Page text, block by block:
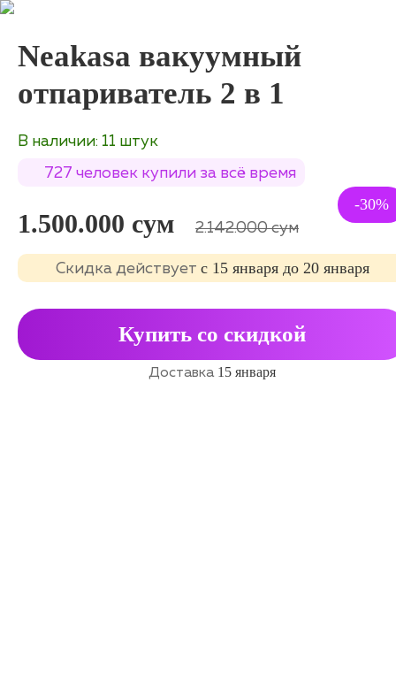
Neakasa вакуумный
отпариватель 2 в 1
В наличии: 11 штук
727 человек купили за всё время
1.500.000 сум 2.142.000 сум
-30%
Cкидка действует с 15 января до 20 января
Купить со скидкой
Доставка 15 января